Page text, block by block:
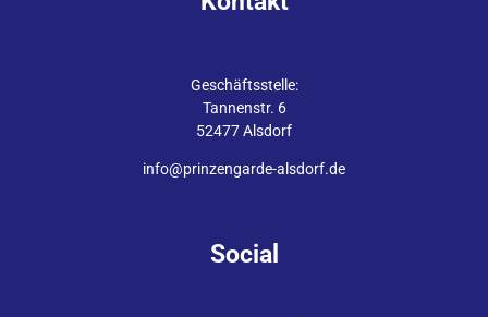
Geschäftsstelle:
Tannenstr. 6
52477 Alsdorf
info@prinzengarde-alsdorf.de
Social